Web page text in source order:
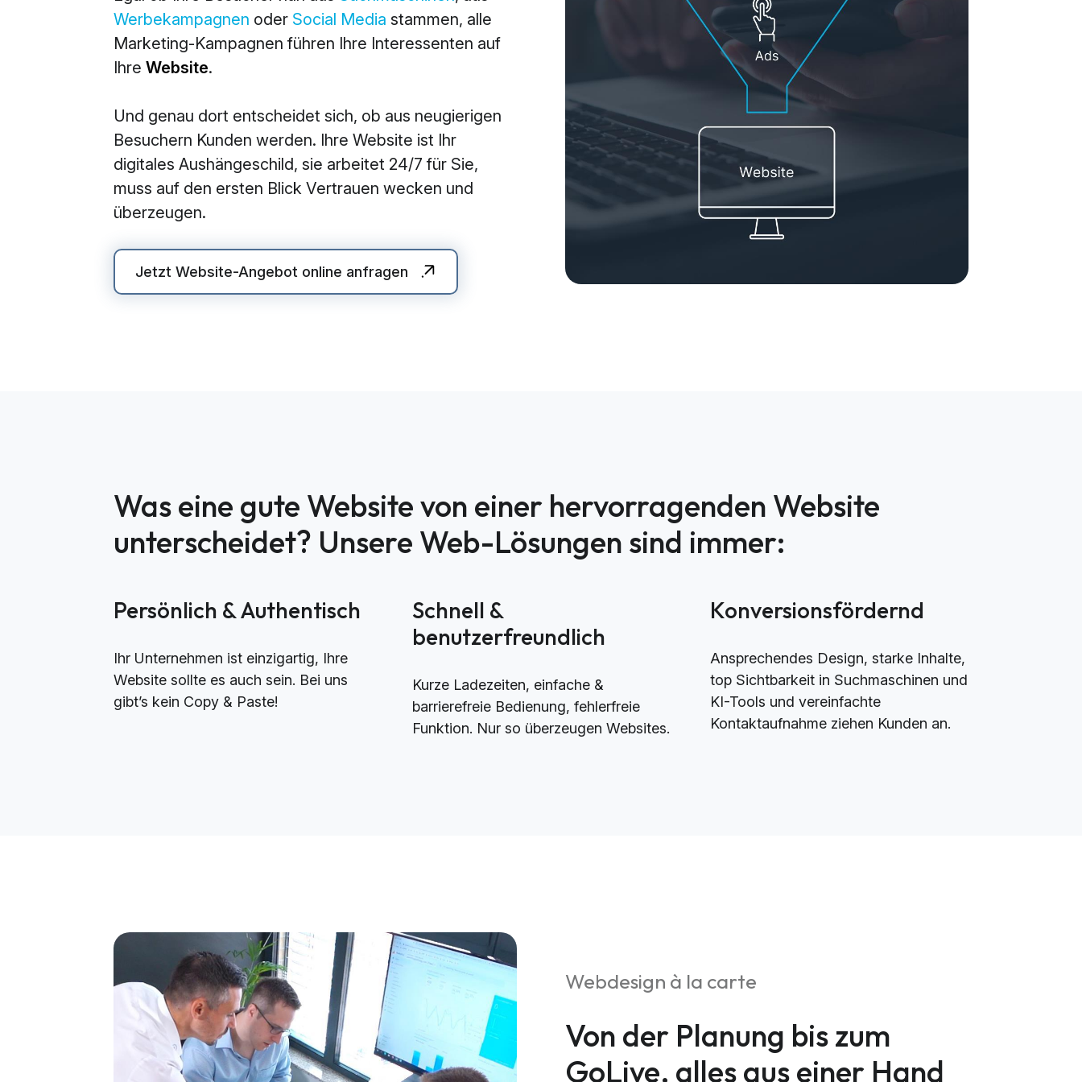
Marketing
Online Werbung (SEA/SMA)
Social Media Marketing (SMM)
E-Mail Marketing
Applications
CMS - Content Management System
Cloud Services
KI-Lösungen
Werbekampagnen oder Social Media stammen, alle
Marketing-Kampagnen führen Ihre Interessenten auf
IhreWebsite.
Und genau dort entscheidet sich, ob aus neugierigen
Besuchern Kunden werden. Ihre Website ist Ihr
digitales Aushängeschild, sie arbeitet 24/7 für Sie,
muss auf den ersten Blick Vertrauen wecken und
überzeugen.
Jetzt Website-Angebot online anfragen
Was eine gute Website von einer hervorragenden Website
unterscheidet? Unsere Web-Lösungen sind immer:
Persönlich & Authentisch
Ihr Unternehmen ist einzigartig, Ihre
Website sollte es auch sein. Bei uns
gibt’s kein Copy & Paste!
Schnell &
benutzerfreundlich
Kurze Ladezeiten, einfache &
barrierefreie Bedienung, fehlerfreie
Funktion. Nur so überzeugen Websites.
Konversionsfördernd
Ansprechendes Design, starke Inhalte,
top Sichtbarkeit in Suchmaschinen und
KI-Tools und vereinfachte
Kontaktaufnahme ziehen Kunden an.
Webdesign à la carte
Von der Planung bis zum
GoLive, alles aus einer Hand